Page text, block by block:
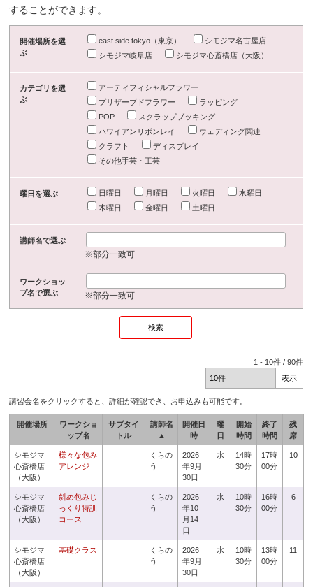
することができます。
開催場所を選
ぶ
east side tokyo（東京）
シモジマ名古屋店
シモジマ岐阜店
シモジマ心斎橋店（大阪）
カテゴリを選
ぶ
アーティフィシャルフラワー
プリザーブドフラワー
ラッピング
POP
スクラップブッキング
ハワイアンリボンレイ
ウェディング関連
クラフト
ディスプレイ
その他手芸・工芸
曜日を選ぶ 日曜日 月曜日 火曜日
水曜日
木曜日
金曜日 土曜日
講師名で選ぶ
※部分一致可
ワークショッ
プ名で選ぶ
※部分一致可
1 - 10件 /90件
講習会名をクリックすると、詳細が確認でき、お申込みも可能です。
開催場所
ワークショ
ップ名
サブタイ
トル
講師名
▲
開催日
時
曜
日
開始
時間
終了
時間
残
席
シモジマ
心斎橋店
（大阪）
様々な包み
アレンジ
くらの
う
2026
年9月
30日
水
14時
30分
17時
00分
10
シモジマ
心斎橋店
（大阪）
斜め包みじ
っくり特訓
コース
くらの
う
2026
年10
月14
日
水
10時
30分
16時
00分
6
シモジマ
心斎橋店
（大阪）
基礎クラス
くらの
う
2026
年9月
30日
水
10時
30分
13時
00分
11